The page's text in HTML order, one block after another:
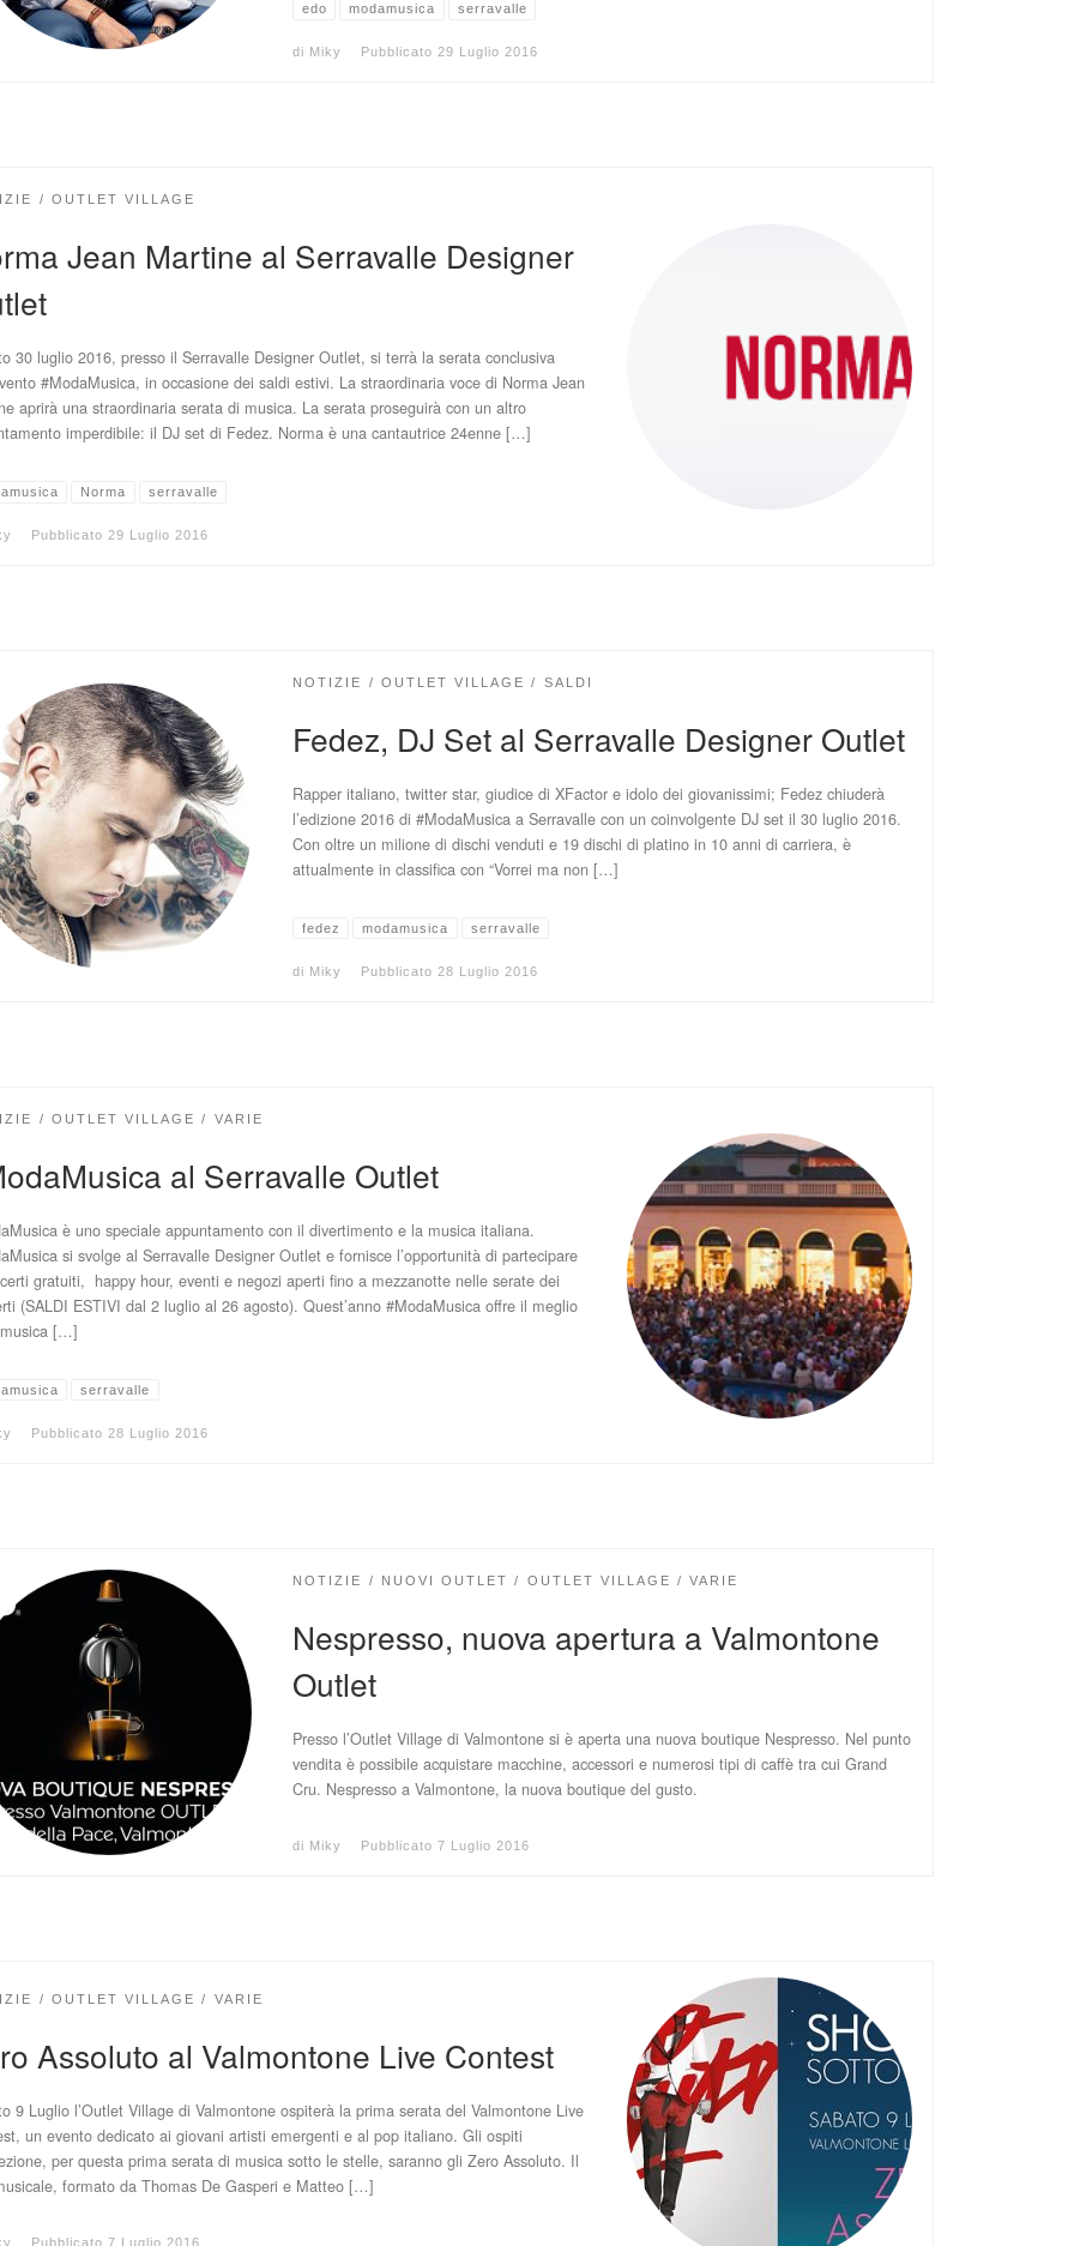
edo modamusica serravalle
di Miky Pubblicato 29 Luglio 2016
OUTLET VILLAGE
Jean Martine al Serravalle Designer
30 luglio 2016, presso il Serravalle Designer Outlet, si terrà la serata conclusiva
#ModaMusica, in occasione dei saldi estivi. La straordinaria voce di Norma Jean
aprirà una straordinaria serata di musica. La serata proseguirà con un altro
imperdibile: il DJ set di Fedez. Norma è una cantautrice 24enne […]
Norma serravalle
Pubblicato 29 Luglio 2016
NOTIZIE OUTLET VILLAGE SALDI
Fedez, DJ Set al Serravalle Designer Outlet
Rapper italiano, twitter star, giudice di XFactor e idolo dei giovanissimi; Fedez chiuderà
l’edizione 2016 di #ModaMusica a Serravalle con un coinvolgente DJ set il 30 luglio 2016.
Con oltre un milione di dischi venduti e 19 dischi di platino in 10 anni di carriera, è
attualmente in classifica con “Vorrei ma non […]
fedez modamusica serravalle
di Miky Pubblicato 28 Luglio 2016
OUTLET VILLAGE VARIE
al Serravalle Outlet
è uno speciale appuntamento con il divertimento e la musica italiana.
si svolge al Serravalle Designer Outlet e fornisce l’opportunità di partecipare
gratuiti, happy hour, eventi e negozi aperti fino a mezzanotte nelle serate dei
(SALDI ESTIVI dal 2 luglio al 26 agosto). Quest’anno #ModaMusica offre il meglio
[…]
serravalle
Pubblicato 28 Luglio 2016
NOTIZIE NUOVI OUTLET OUTLET VILLAGE VARIE
Nespresso, nuova apertura a Valmontone
Outlet
Presso l’Outlet Village di Valmontone si è aperta una nuova boutique Nespresso. Nel punto
vendita è possibile acquistare macchine, accessori e numerosi tipi di caffè tra cui Grand
Cru. Nespresso a Valmontone, la nuova boutique del gusto.
di Miky Pubblicato 7 Luglio 2016
OUTLET VILLAGE VARIE
Assoluto al Valmontone Live Contest
9 Luglio l’Outlet Village di Valmontone ospiterà la prima serata del Valmontone Live
un evento dedicato ai giovani artisti emergenti e al pop italiano. Gli ospiti
per questa prima serata di musica sotto le stelle, saranno gli Zero Assoluto. Il
formato da Thomas De Gasperi e Matteo […]
Pubblicato 7 Luglio 2016